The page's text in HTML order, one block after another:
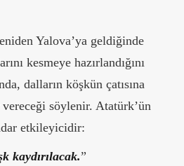
Yalova’ya geldiğinde
kesmeye hazırlandığını
dalların köşkün çatısına
söylenir. Atatürk’ün
etkileyicidir:
kaydırılacak.”